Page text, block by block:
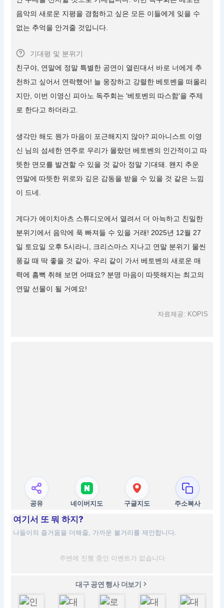
음악의 새로운 지평을 경험하고 싶은 모든 이들에게 잊을 수
없는 추억을 안겨줄 것입니다.
기대평 및 분위기
친구야, 연말에 정말 특별한 공연이 열린대서 바로 너에게 추
천하고 싶어서 연락했어! 늘 웅장하고 강렬한 베토벤을 떠올리
지만, 이번 이영신 피아노 독주회는 '베토벤의 따스함'을 주제
로 한다고 하더라고.
생각만 해도 뭔가 마음이 포근해지지 않아? 피아니스트 이영
신 님의 섬세한 연주로 우리가 몰랐던 베토벤의 인간적이고 따
뜻한 면모를 발견할 수 있을 것 같아 정말 기대돼. 왠지 추운
연말에 따뜻한 위로와 깊은 감동을 받을 수 있을 것 같은 느낌
이 드네.
게다가 에이치아츠 스튜디오에서 열려서 더 아늑하고 친밀한
분위기에서 음악에 푹 빠져들 수 있을 거래! 2025년 12월 27
일 토요일 오후 5시라니, 크리스마스 지나고 연말 분위기 물씬
풍길 때 딱 좋을 것 같아. 우리 같이 가서 베토벤의 새로운 매
력에 흠뻑 취해 보면 어때요? 분명 마음이 따뜻해지는 최고의
연말 선물이 될 거예요!
자료제공: KOPIS
공유 네이버지도 구글지도 주소복사
여기서 또 뭐 하지?
나들이의 즐거움을 더해줄, 가까운 볼거리를 제안합니다.
주변에 진행 중인 이벤트가 없습니다
대구 공연 행사 더보기